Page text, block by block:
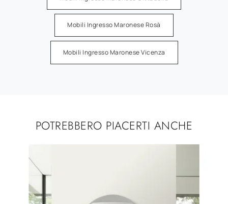
Mobili Ingresso Maronese Rosà
Mobili Ingresso Maronese Vicenza
POTREBBERO PIACERTI ANCHE